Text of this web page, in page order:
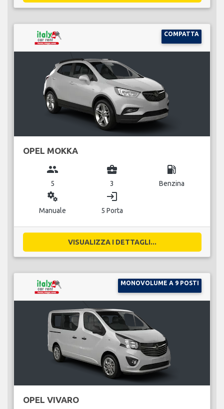
COMPATTA
OPEL MOKKA
group
5
business_center
3
local_gas_station
Benzina
miscellaneous_services
Manuale
login
5 Porta
VISUALIZZA I DETTAGLI...
MONOVOLUME A 9 POSTI
OPEL VIVARO